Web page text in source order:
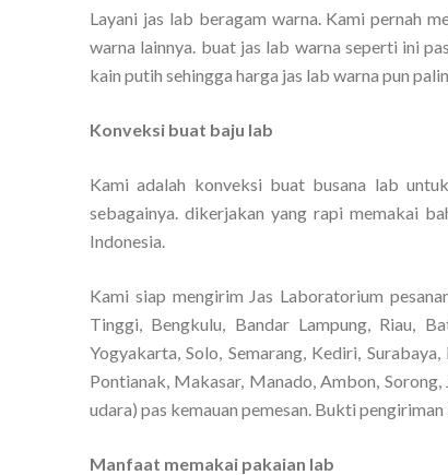
Layani jas lab beragam warna. Kami pernah
warna lainnya. buat jas lab warna seperti ini
kain putih sehingga harga jas lab warna pun
Konveksi buat baju lab
Kami adalah konveksi buat busana lab
sebagainya. dikerjakan yang rapi memakai
Indonesia.
Kami siap mengirim Jas Laboratorium
Tinggi, Bengkulu, Bandar Lampung, Riau,
Yogyakarta, Solo, Semarang, Kediri,
Pontianak, Makasar, Manado, Ambon,
udara) pas kemauan pemesan. Bukti
Manfaat memakai pakaian lab